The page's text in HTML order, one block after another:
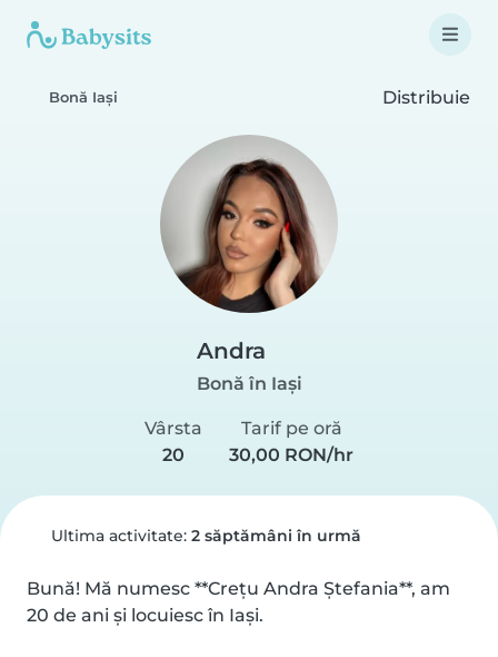
Bonă Iași Distribuie
Andra
Bonă în Iași
Vârsta
20
Tarif pe oră
30,00 RON/hr
Ultima activitate: 2 săptămâni în urmă
Bună! Mă numesc **Crețu Andra Ștefania**, am
20 de ani și locuiesc în Iași.